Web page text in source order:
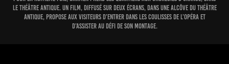
le théâtre antique. Un film, diffusé sur deux écrans, dans une alcôve du théâtre
antique, propose aux visiteurs d’entrer dans les coulisses de l’opéra et
d’assister au défi de son montage.